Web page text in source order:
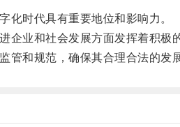
时代具有重要地位和影响力。
业和社会发展方面发挥着积极的
和规范，确保其合理合法的发展